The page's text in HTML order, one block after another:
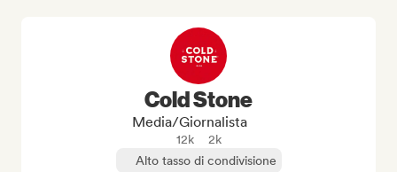
Cold Stone
Media/Giornalista
12k
2k
Alto tasso di condivisione